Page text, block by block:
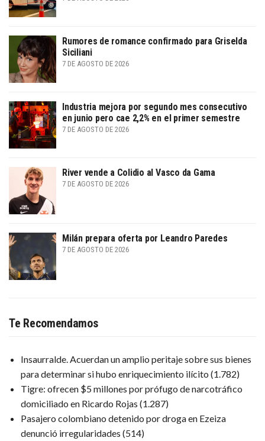
Rumores de romance confirmado para Griselda
Siciliani
7 DE AGOSTO DE 2026
Industria mejora por segundo mes consecutivo
en junio pero cae 2,2% en el primer semestre
7 DE AGOSTO DE 2026
River vende a Colidio al Vasco da Gama
7 DE AGOSTO DE 2026
Milán prepara oferta por Leandro Paredes
7 DE AGOSTO DE 2026
Te Recomendamos
Insaurralde. Acuerdan un amplio peritaje sobre sus bienes
para determinar si hubo enriquecimiento ilícito (1.782)
Tigre: ofrecen $5 millones por prófugo de narcotráfico
domiciliado en Ricardo Rojas (1.287)
Pasajero colombiano detenido por droga en Ezeiza
denunció irregularidades (514)